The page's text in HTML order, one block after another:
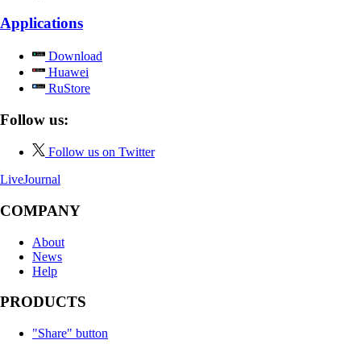
Applications
Download
Huawei
RuStore
Follow us:
Follow us on Twitter
LiveJournal
COMPANY
About
News
Help
PRODUCTS
"Share" button